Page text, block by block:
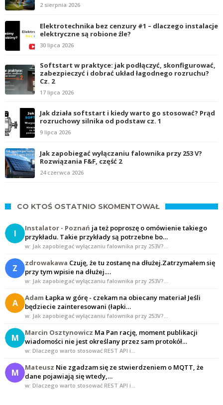
2 sierpnia 2026
Elektrotechnika bez cenzury #1 – dlaczego instalacje
elektryczne są robione źle?
30 lipca 2026
Softstart w praktyce: jak podłączyć, skonfigurować,
zabezpieczyć i dobrać układ łagodnego rozruchu?
Cz. 2
17 lipca 2026
Jak działa softstart i kiedy warto go stosować? Prąd
rozruchowy silnika od podstaw cz. 1
9 lipca 2026
Jak zapobiegać wyłączaniu falownika przy 253 V?
Rozwiązania F&F, część 2
24 czerwca 2026
CO KTOŚ OSTATNIO SKOMENTOWAŁ
I Instalator - Poznań ja też poproszę o omówienie takiego
przykładu. Takie przykłady są potrzebne bo…
w: Jak zapobiegać wyłączaniu falownika przy 253V?…
Z zdrowakawa Czuję, że tu zostanę na dłużej.Zatrzymałem się
przy tym wpisie na dłużej.…
w: Jak zapobiegać wyłączaniu falownika przy 253V?…
A Adam Łapka w górę - czekam na obiecany materiał Jeśli
będziecie zainteresowani (łapki…
w: Jak zapobiegać wyłączaniu falownika przy 253V?…
M Marcin Osztynowicz Ma Pan rację, moment publikacji
wiadomości nie jest określany przez sam protokół…
w: Dlaczego warto stosować REST API i…
M Mateusz Nie zgadzam się ze stwierdzeniem o MQTT, że
dane pojawiają się wtedy,…
w: Dlaczego warto stosować REST API i…